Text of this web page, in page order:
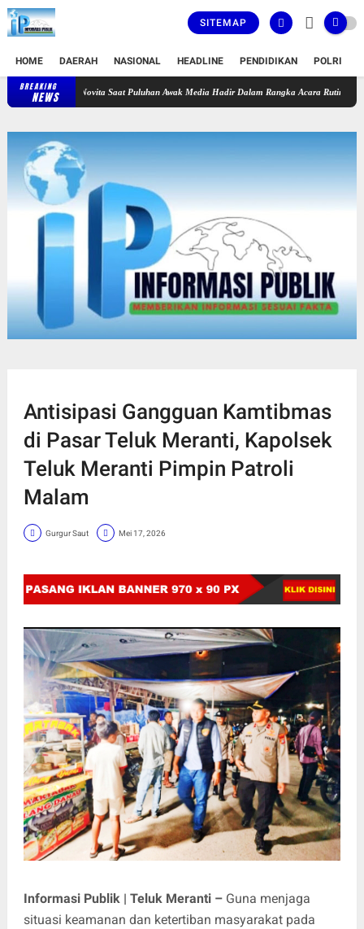
SITEMAP
HOME DAERAH NASIONAL HEADLINE PENDIDIKAN POLRI
BREAKING
NEWS Keakraban Terlihat di Kediaman Daeng Johan dan Desi Novita Saat
Antisipasi Gangguan Kamtibmas
di Pasar Teluk Meranti, Kapolsek
Teluk Meranti Pimpin Patroli
Malam
Gurgur Saut Mei 17, 2026
Informasi Publik | Teluk Meranti – Guna menjaga
situasi keamanan dan ketertiban masyarakat pada